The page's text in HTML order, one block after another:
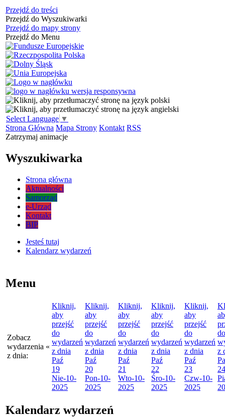
Przejdź do treści
Przejdź do Wyszukiwarki
Przejdź do mapy strony
Przejdź do Menu
Select Language ▼
Strona Główna Mapa Strony Kontakt RSS
Zatrzymaj animacje
Wyszukiwarka
Strona główna
Aktualności
Samorząd
e-Urząd
Kontakt
BIP
Jesteś tutaj
Kalendarz wydarzeń
Menu
Zobacz
wydarzenia
z dnia:
«
Kliknij,
aby
przejść
do
wydarzeń
z dnia
Paź
19
Nie-10-
2025
Kliknij,
aby
przejść
do
wydarzeń
z dnia
Paź
20
Pon-10-
2025
Kliknij,
aby
przejść
do
wydarzeń
z dnia
Paź
21
Wto-10-
2025
Kliknij,
aby
przejść
do
wydarzeń
z dnia
Paź
22
Śro-10-
2025
Kliknij,
aby
przejść
do
wydarzeń
z dnia
Paź
23
Czw-10-
2025
do
z
24
Kalendarz wydarzeń